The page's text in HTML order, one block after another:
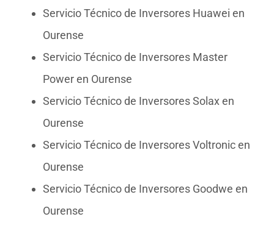
Servicio Técnico de Inversores Huawei en
Ourense
Servicio Técnico de Inversores Master
Power en Ourense
Servicio Técnico de Inversores Solax en
Ourense
Servicio Técnico de Inversores Voltronic en
Ourense
Servicio Técnico de Inversores Goodwe en
Ourense